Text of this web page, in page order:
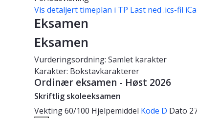
Vis detaljert timeplan i TP Last ned .ics-fil
Eksamen
Eksamen
Vurderingsordning: Samlet karakter
Karakter: Bokstavkarakterer
Ordinær eksamen - Høst 2026
Skriftlig skoleeksamen
Vekting60/100 Hjelpemiddel Kode D Dato